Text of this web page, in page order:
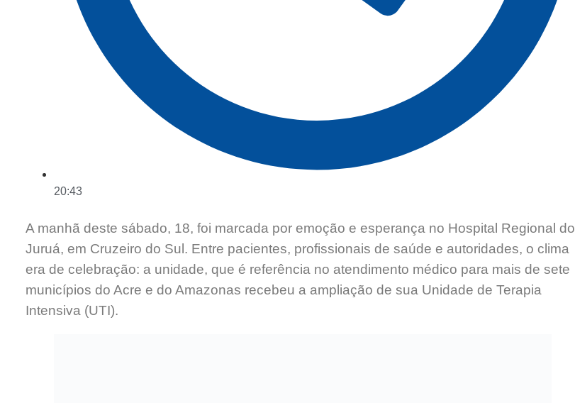
20:43
A manhã deste sábado, 18, foi marcada por emoção e esperança no Hospital Regional do
Juruá, em Cruzeiro do Sul. Entre pacientes, profissionais de saúde e autoridades, o clima
era de celebração: a unidade, que é referência no atendimento médico para mais de sete
municípios do Acre e do Amazonas recebeu a ampliação de sua Unidade de Terapia
Intensiva (UTI).